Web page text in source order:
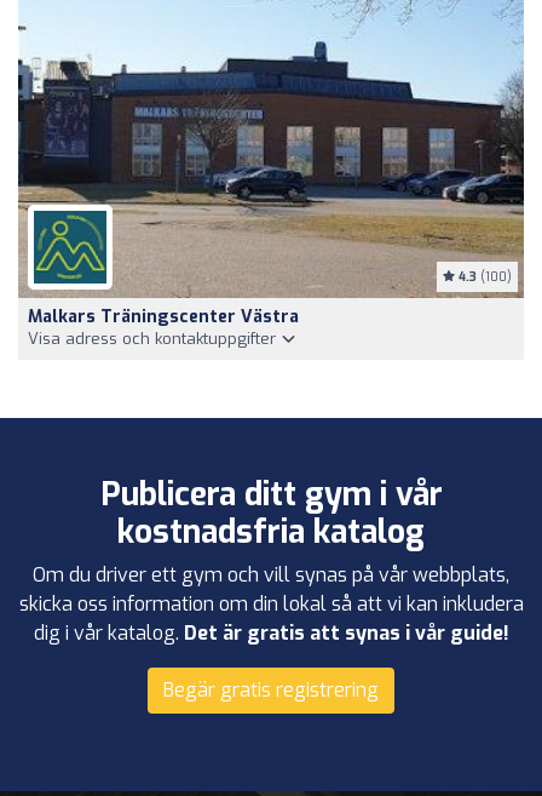
4.3 (100)
Malkars Träningscenter Västra
Visa adress och kontaktuppgifter
Publicera ditt gym i vår
kostnadsfria katalog
Om du driver ett gym och vill synas på vår webbplats,
skicka oss information om din lokal så att vi kan inkludera
dig i vår katalog. Det är gratis att synas i vår guide!
Begär gratis registrering